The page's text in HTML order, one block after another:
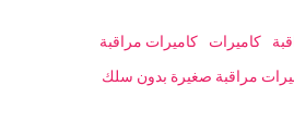
كاميرات
كاميرات مراقبة
مراقبة صغيرة بدون سلك